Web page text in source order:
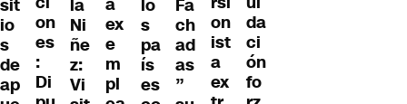
sit
io
s
de
ap
on
es
:
Di
la
Ni
ñe
z:
Vi
ex
e
m
pl
lo
s
pa
ís
es
Fa
ch
ad
as
”
on
ist
a
ex
da
ci
ón
fo